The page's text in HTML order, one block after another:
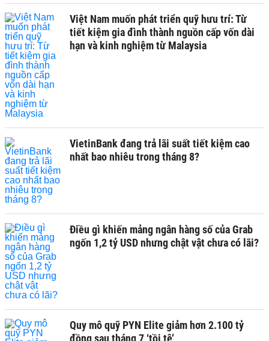
Việt Nam muốn phát triển quỹ hưu trí: Từ
tiết kiệm gia đình thành nguồn cấp vốn dài
hạn và kinh nghiệm từ Malaysia
VietinBank đang trả lãi suất tiết kiệm cao
nhất bao nhiêu trong tháng 8?
Điều gì khiến mảng ngân hàng số của Grab
ngốn 1,2 tỷ USD nhưng chật vật chưa có lãi?
Quy mô quỹ PYN Elite giảm hơn 2.100 tỷ
đồng sau tháng 7 ‘tồi tệ’